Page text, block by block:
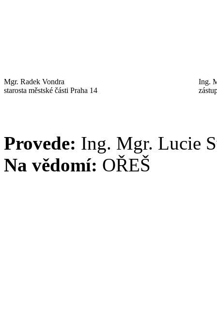
Mgr. Radek Vondra
starosta městské části Praha 14
Ing.
Provede: Ing. Mgr. Lucie
Na vědomí: OŘEŠ